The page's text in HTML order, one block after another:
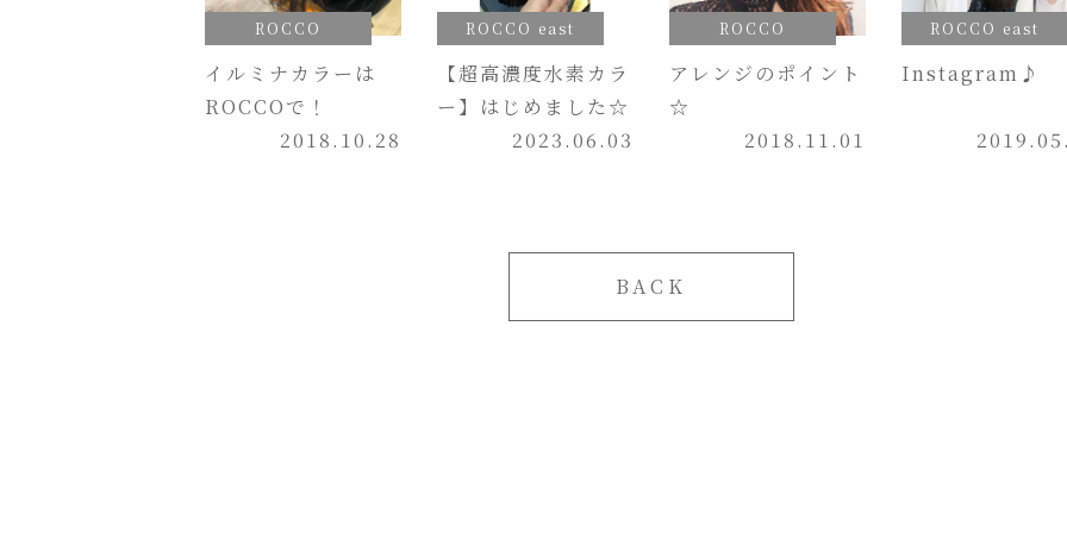
ROCCO
イルミナカラーは
ROCCOで！
2018.10.28
ROCCO east
【超高濃度水素カラ
ー】はじめました☆
2023.06.03
ROCCO
アレンジのポイント
☆
2018.11.01
ROCCO east
Instagram♪
BACK